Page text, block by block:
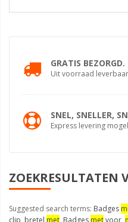
ZOEKRESULTATEN
Suggested search terms: Badges
clip, bretel met, Badges metvoor,
GRATIS BEZORGD.
Uit voorraad
SNEL, SNELLER,
Express levering